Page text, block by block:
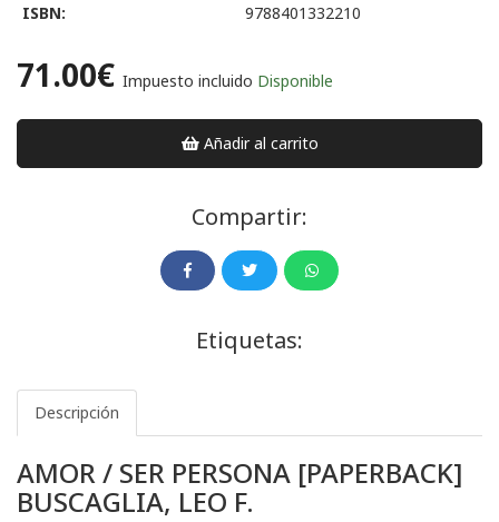
ISBN:
9788401332210
71.00€ Impuesto incluido Disponible
Añadir al carrito
Compartir:
Etiquetas:
Descripción
AMOR / SER PERSONA [PAPERBACK]
BUSCAGLIA, LEO F.